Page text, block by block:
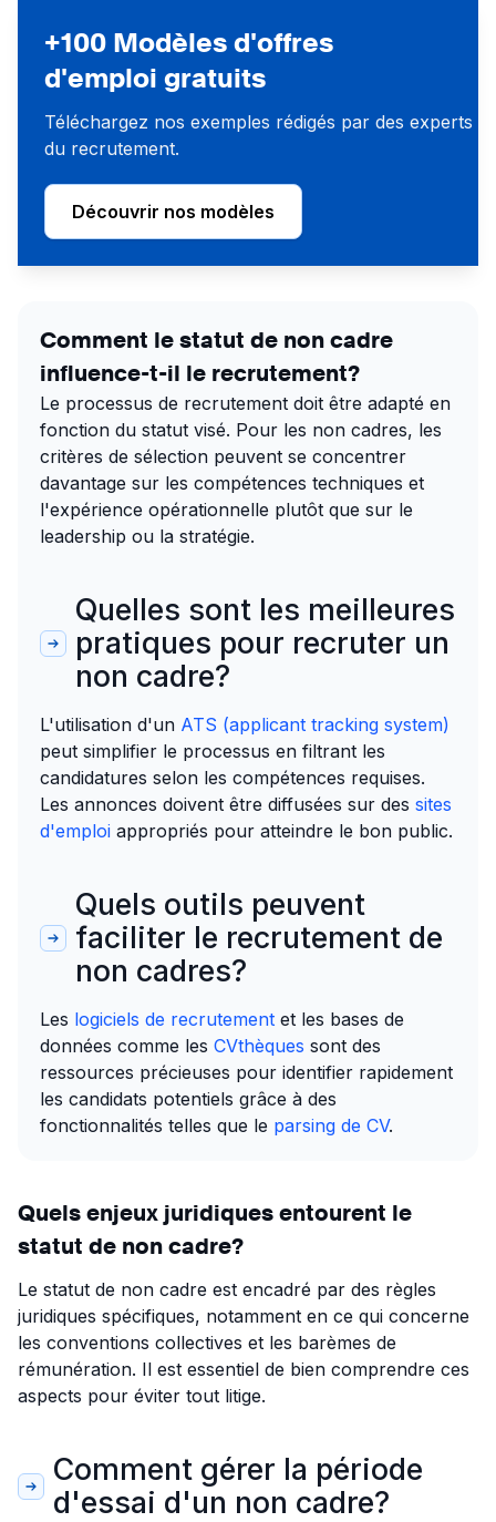
+100 Modèles d'offres
d'emploi gratuits
Téléchargez nos exemples rédigés par des experts
du recrutement.
Découvrir nos modèles
Comment le statut de non cadre
influence-t-il le recrutement?
Le processus de recrutement doit être adapté en
fonction du statut visé. Pour les non cadres, les
critères de sélection peuvent se concentrer
davantage sur les compétences techniques et
l'expérience opérationnelle plutôt que sur le
leadership ou la stratégie.
Quelles sont les meilleures
pratiques pour recruter un
non cadre?
L'utilisation d'un ATS (applicant tracking system)
peut simplifier le processus en filtrant les
candidatures selon les compétences requises.
Les annonces doivent être diffusées sur des sites
d'emploi appropriés pour atteindre le bon public.
Quels outils peuvent
faciliter le recrutement de
non cadres?
Les logiciels de recrutement et les bases de
données comme les CVthèques sont des
ressources précieuses pour identifier rapidement
les candidats potentiels grâce à des
fonctionnalités telles que le parsing de CV.
Quels enjeux juridiques entourent le
statut de non cadre?
Le statut de non cadre est encadré par des règles
juridiques spécifiques, notamment en ce qui concerne
les conventions collectives et les barèmes de
rémunération. Il est essentiel de bien comprendre ces
aspects pour éviter tout litige.
Comment gérer la période
d'essai d'un non cadre?